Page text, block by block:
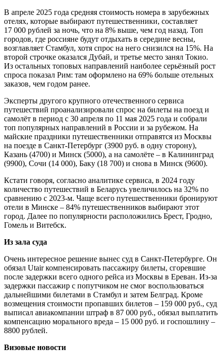
В апреле 2025 года средняя стоимость номера в зарубежных
отелях, которые выбирают путешественники, составляет
17 000 рублей за ночь, что на 8% выше, чем год назад. Топ
городов, где россияне будут отдыхать в середине весны,
возглавляет Стамбул, хотя спрос на него снизился на 15%. На
второй строчке оказался Дубай, и третье место занял Токио.
Из остальных топовых направлений наиболее серьёзный рост
спроса показал Рим: там оформлено на 69% больше отельных
заказов, чем годом ранее.
Эксперты другого крупного отечественного сервиса
путешествий проанализировали спрос на билеты на поезд и
самолёт в период с 30 апреля по 11 мая 2025 года и собрали
топ популярных направлений в России и за рубежом. На
майские праздники путешественники отправятся из Москвы
на поезде в Санкт-Петербург (3900 руб. в одну сторону),
Казань (4700) и Минск (5000), а на самолёте – в Калининград
(9900), Сочи (14 000), Баку (18 700) и снова в Минск (9600).
Кстати говоря, согласно аналитике сервиса, в 2024 году
количество путешествий в Беларусь увеличилось на 32% по
сравнению с 2023-м. Чаще всего путешественники бронируют
отели в Минске – 84% путешественников выбирают этот
город. Далее по популярности расположились Брест, Гродно,
Гомель и Витебск.
Из зала суда
Очень интересное решение вынес суд в Санкт-Петербурге. Он
обязал Utair компенсировать пассажиру билеты, сгоревшие
после задержки всего одного рейса из Москвы в Ереван. Из-за
задержки пассажир с попутчиком не смог воспользоваться
дальнейшими билетами в Стамбул и затем Белград. Кроме
возмещения стоимости пропавших билетов – 159 000 руб., суд
выписал авиакомпании штраф в 87 000 руб., обязал выплатить
компенсацию морального вреда – 15 000 руб. и госпошлину –
8800 рублей.
Визовые новости